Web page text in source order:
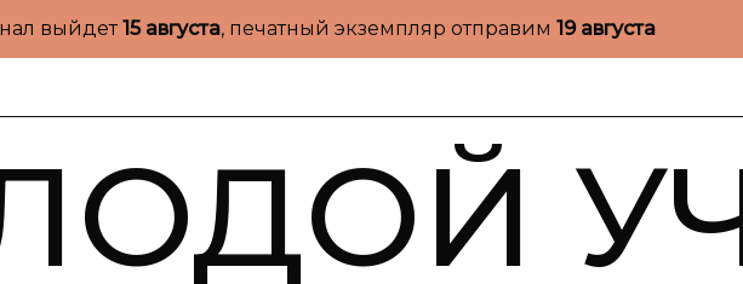
выйдет15 августа, печатный экземпляр отправим 19 августа